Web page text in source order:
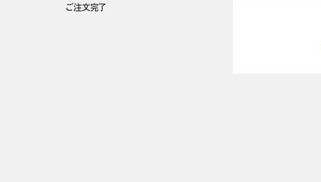
ご注文完了